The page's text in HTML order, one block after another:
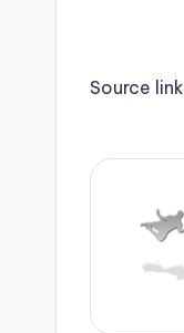
Source link